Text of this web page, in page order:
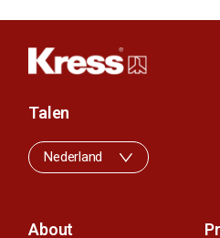
About
Talen
Nederland